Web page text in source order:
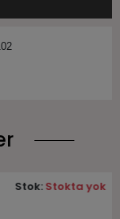
Stok:Stokta yok